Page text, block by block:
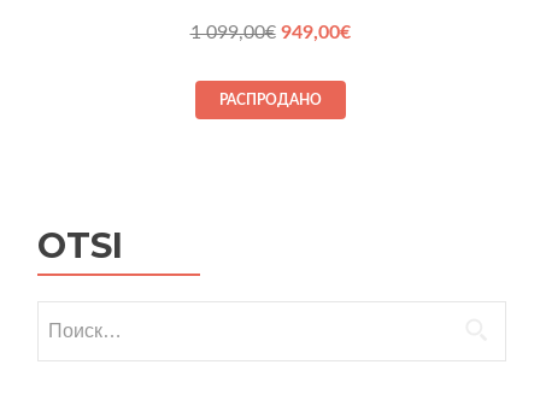
1 099,00€ Первоначальная
составляла
1 099,00€.
949,00€Текущая
РАСПРОДАНО
OTSI